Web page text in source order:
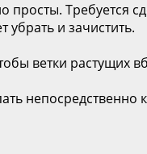
просты. Требуется
убрать и зачистить.
ветки
непосредственно